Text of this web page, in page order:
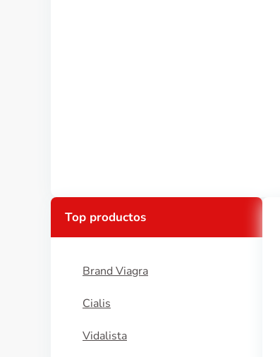
Top productos
Brand Viagra
Cialis
Vidalista